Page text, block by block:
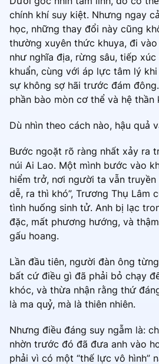
chính khí suy kiệt. Nhưng ngay
học, những thay đổi này cũng
thường xuyên thức khuya, đi
như nghĩa địa, rừng sâu, tiếp
khuẩn, cùng với áp lực tâm lý khi
sự không sợ hãi trước đám
phần bào mòn cơ thể và hệ thần
Dù nhìn theo cách nào, hậu quả
Bước ngoặt rõ ràng nhất xảy ra
núi Ai Lao. Một mình bước vào
hiểm trở, nơi người ta vẫn truyền
dễ, ra thì khó”, Trương Thụ Lâm
tình huống sinh tử. Anh bị lạc
đặc, mất phương hướng, và
gấu hoang.
Lần đầu tiên, người đàn ông
bất cứ điều gì đã phải bỏ chạy
khóc, và thừa nhận rằng thứ
là ma quỷ, mà là thiên nhiên.
Nhưng điều đáng suy ngẫm là:
nhờn trước đó đã đưa anh vào
phải vì có một “thế lực vô hình”